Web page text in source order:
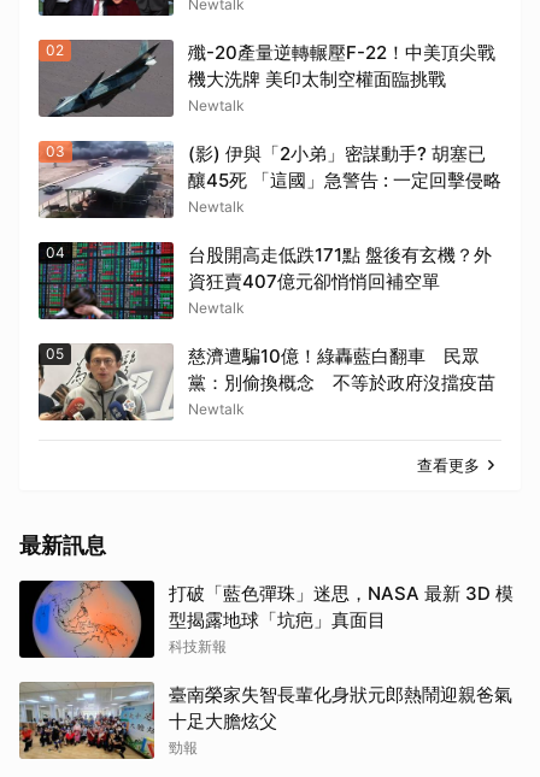
Newtalk
02
殲-20產量逆轉輾壓F-22！中美頂尖戰
機大洗牌 美印太制空權面臨挑戰
Newtalk
03
(影) 伊與「2小弟」密謀動手? 胡塞已
釀45死 「這國」急警告 : 一定回擊侵略
Newtalk
04
台股開高走低跌171點 盤後有玄機？外
資狂賣407億元卻悄悄回補空單
Newtalk
05
慈濟遭騙10億！綠轟藍白翻車 民眾
黨：別偷換概念 不等於政府沒擋疫苗
Newtalk
查看更多
最新訊息
打破「藍色彈珠」迷思，NASA 最新 3D 模
型揭露地球「坑疤」真面目
科技新報
臺南榮家失智長輩化身狀元郎熱鬧迎親爸氣
十足大膽炫父
勁報